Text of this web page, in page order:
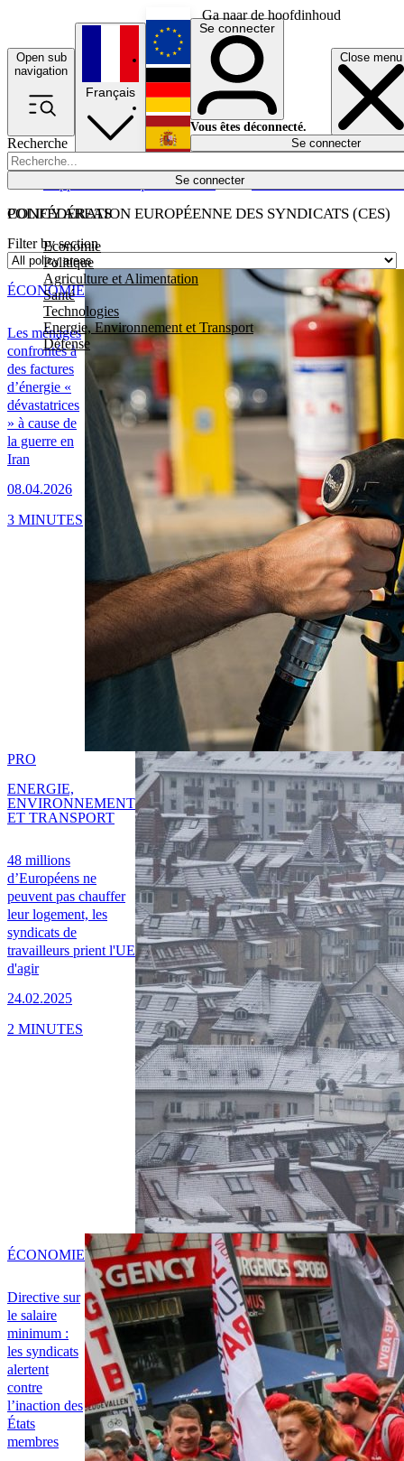
Ga naar de hoofdinhoud
Open sub
navigation
Close menu
Recherche
Se connecter
POLICY AREAS
Economie
Politique
Agriculture et Alimentation
Santé
Technologies
Energie, Environnement et Transport
Défense
Économie
Français
English
Deutsch
Español
Se connecter
Vous êtes déconnecté.
Se connecter
CONFÉDÉRATION EUROPÉENNE DES SYNDICATS (CES)
Filter by section
Les ménages
confrontés à
des factures
d’énergie «
dévastatrices
» à cause de
la guerre en
Iran
08.04.2026
ÉCONOMIE
3 MINUTES
48 millions
d’Européens ne
peuvent pas chauffer
leur logement, les
syndicats de
travailleurs prient l'UE
d'agir
24.02.2025
PRO
ENERGIE,
ENVIRONNEMENT
ET TRANSPORT
2 MINUTES
Directive sur
le salaire
minimum :
les syndicats
alertent
contre
l’inaction des
États
membres
ÉCONOMIE